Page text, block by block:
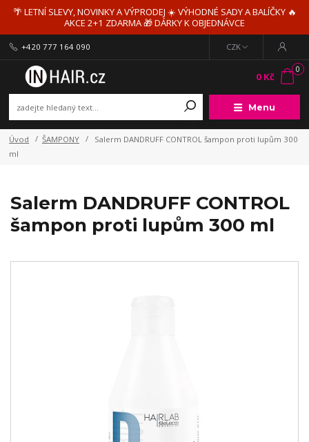
🌴 LETNÍ SLEVY, NOVINKY A VÝPRODEJ ☀️ VÝHODNÉ SADY A BALÍČKY 🔥
AKCE 2+1 ZDARMA 🎁 DÁRKY K OBJEDNÁVCE
Menu
CZK
+420 777 164 090
0
0 Kč
Úvod ŠAMPONY
Salerm DANDRUFF CONTROL šampon proti lupům 300
ml
Salerm DANDRUFF CONTROL
šampon proti lupům 300 ml